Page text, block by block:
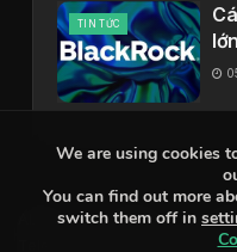
TIN TỨC
About Contact
Bitcoin
We are using cookies
You can find out more
switch them off in